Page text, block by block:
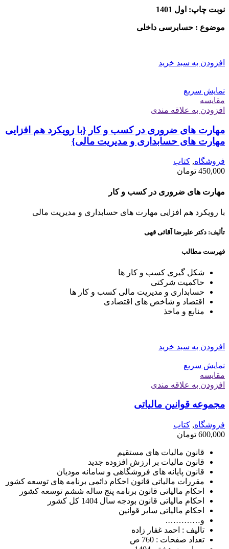
نوبت چاپ: اول 1401
موضوع : حسابرسی داخلی
افزودن به سبد خرید
نمایش سریع
مقايسه
افزودن به علاقه مندی
مهارت های ضروری در کسب و کار {با رویکرد هم افزایی
مهارت های حسابداری و مدیریت مالی}
فروشگاه, کتاب
450,000 تومان
مهارت های ضروری در کسب و کار
با رویکرد هم افزایی مهارت های حسابداری و مدیریت مالی
تألیف: دکتر علیرضا آقائی قهی
فهرست مطالب
شکل گیری کسب و کار ها
حاکمیت شرکتی
حسابداری و مدیریت مالی کسب و کار ها
اقتصاد و شاخص های اقتصادی
منابع و ماخذ
افزودن به سبد خرید
نمایش سریع
مقايسه
افزودن به علاقه مندی
مجموعه قوانین مالیاتی
فروشگاه, کتاب
600,000 تومان
قانون مالیات های مستقیم
قانون مالیات بر ارزش افزوده جدید
قانون پایانه های فروشگاهی و سامانه مودیان
مقررات مالیاتی قانون احکام دائمی برنامه های توسعه کشور
احکام مالیاتی قانون برنامه پنج ساله ششم توسعه کشور
احکام مالیاتی قانون بودجه سال 1404 کل کشور
احکام مالیاتی سایر قوانین
و………….
تالیف : احمد غفار زاده
تعداد صفحات : 760 ص